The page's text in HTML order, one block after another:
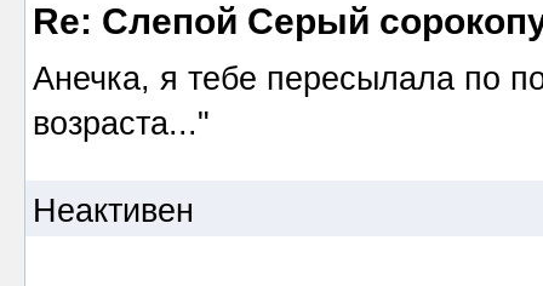
Re: Слепой Серый
Анечка, я тебе пересылала по
возраста..."
Неактивен